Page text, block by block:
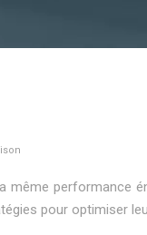
performance
pour optimiser